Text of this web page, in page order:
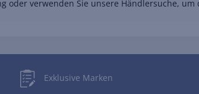
oder verwenden Sie unsere Händlersuche,
Exklusive Marken